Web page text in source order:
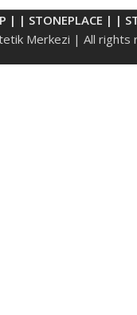
| | STONEPLACE | |
Merkezi | All rights